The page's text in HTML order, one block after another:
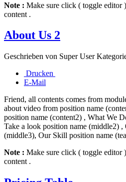
Note : Make sure click ( toggle editor
content .
About Us 2
Geschrieben von Super User
Drucken
E-Mail
Friend, all contents comes from
about video from position name
position name (content2) , What We
Take a look position name (middle2)
(middle3), Our Skill position name
Note : Make sure click ( toggle editor
content .